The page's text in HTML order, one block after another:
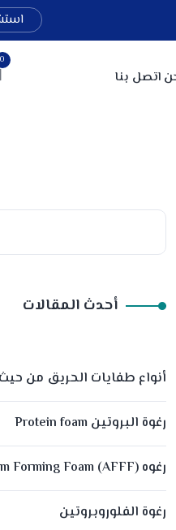
اتصل بنا
0
أحدث المقالات
أنواع طفايات الحريق من
رغوة البروتين Protein foam
رغوه (Aqueous Film Forming Foam (AFFF
رغوة الفلوروبروتين